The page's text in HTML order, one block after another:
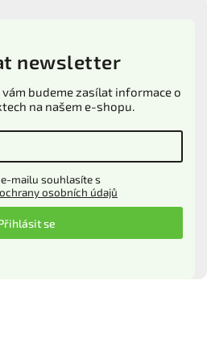
newsletter
budeme zasílat informace o
na našem e-shopu.
osobních údajů
se